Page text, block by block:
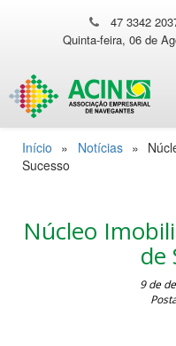
47 3342
Quinta-feira, 06 de
Início » Notícias»
Sucesso
Núcleo
de
9 de